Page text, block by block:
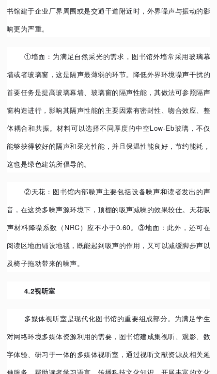
书馆建于企业厂界周围或是交通干道附近时，外界噪声与振动的影
响更为严重。
①墙面：为满足自然采光的需求，图书馆外墙常采用玻璃幕
墙或者玻璃窗，这是隔声最薄弱的环节。降低外界环境噪声干扰的
首要任务是提高玻璃幕墙、玻璃窗的隔声性能，其做法可参照隔声
窗构造进行，影响其隔声性能的主要因素有密封性、吻合效应、整
体耦合和共振。材料可以选择不同厚度的中空Low-Eb玻璃，不仅
能够获得较好的隔声和采光性能，并且保温性能良好，节约能耗，
这也是绿色建筑所倡导的。
②天花：图书馆内部噪声主要包括设备噪声和读者发出的声
音，在这类多噪声源环境下，顶棚的吸声减噪的效果较佳。天花吸
声材料降噪系数（NRC）应不小于0.60。③地面：此外，还可在
阅读区地面铺设地毯，既能起到吸声的作用，又可以减缓脚步声以
及椅子拖动带来的噪声。
4.2视听室
多媒体视听室是现代化图书馆的重要组成部分。为满足学生
对网络环境多媒体资源利用的需要，图书馆建成集视听、观影、数
字体验、研习于一体的多媒体视听室，通过视听文献资源及相关延
伸服务，帮助读者学习语言，传播科技文化知识，开展丰富的文化